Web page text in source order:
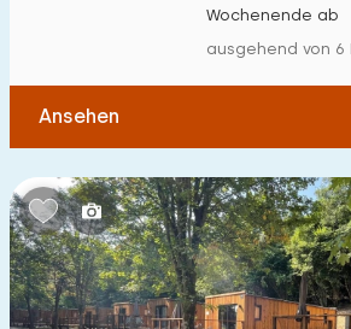
10 20
1 2
Zu öffentlichen Verkehrsmitteln
0,2 0,5 1 2 5
Wochenende ab
ausgehend von 6
Ansehen